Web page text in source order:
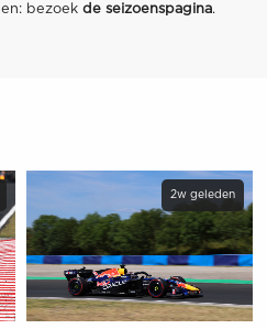
bezoek de seizoenspagina.
2w geleden